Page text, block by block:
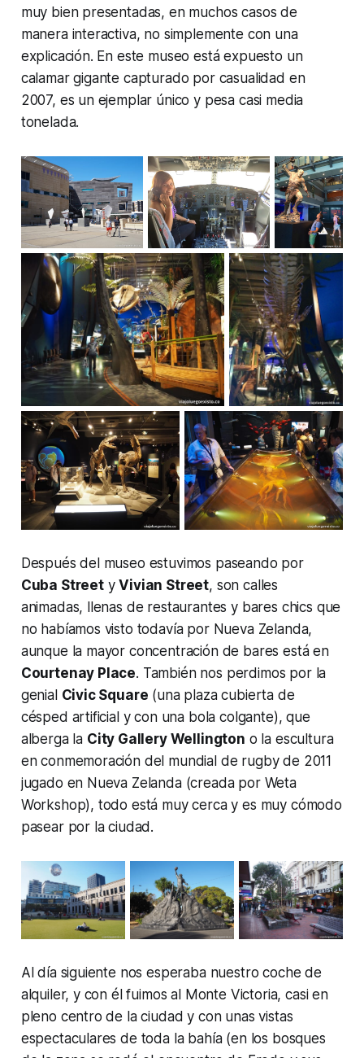
muy bien presentadas, en muchos casos de
manera interactiva, no simplemente con una
explicación. En este museo está expuesto un
calamar gigante capturado por casualidad en
2007, es un ejemplar único y pesa casi media
tonelada.
Después del museo estuvimos paseando por
Cuba StreetyVivian Street, son calles
animadas, llenas de restaurantes y bares chics que
no habíamos visto todavía por Nueva Zelanda,
aunque la mayor concentración de bares está en
Courtenay Place. También nos perdimos por la
genial Civic Square (una plaza cubierta de
césped artificial y con una bola colgante), que
alberga la City Gallery Wellington o la escultura
en conmemoración del mundial de rugby de 2011
jugado en Nueva Zelanda (creada por Weta
Workshop), todo está muy cerca y es muy cómodo
pasear por la ciudad.
Al día siguiente nos esperaba nuestro coche de
alquiler, y con él fuimos al Monte Victoria, casi en
pleno centro de la ciudad y con unas vistas
espectaculares de toda la bahía (en los bosques